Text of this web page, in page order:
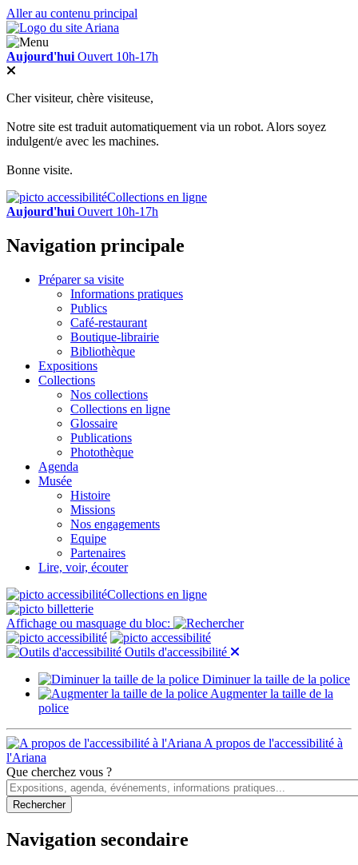
Aller au contenu principal
Aujourd'hui Ouvert 10h-17h
Cher visiteur, chère visiteuse,
Notre site est traduit automatiquement via un robot. Alors soyez
indulgent/e avec les machines.
Bonne visite.
Collections en ligne
Aujourd'hui Ouvert 10h-17h
Navigation principale
Préparer sa visite
Informations pratiques
Publics
Café-restaurant
Boutique-librairie
Bibliothèque
Expositions
Collections
Nos collections
Collections en ligne
Glossaire
Publications
Photothèque
Agenda
Musée
Histoire
Missions
Nos engagements
Equipe
Partenaires
Lire, voir, écouter
Collections en ligne
Affichage ou masquage du bloc:
Outils d'accessibilité
Diminuer la taille de la police
Augmenter la taille de la
police
A propos de l'accessibilité à
l'Ariana
Que cherchez vous ?
Navigation secondaire